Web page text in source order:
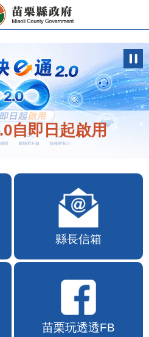
自即日起啟用
縣長信箱
苗栗玩透透FB